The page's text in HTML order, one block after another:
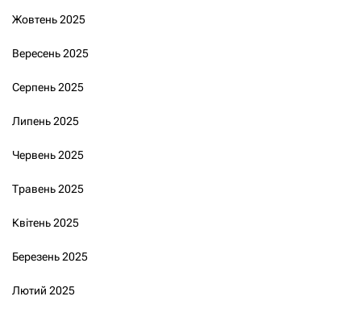
Жовтень 2025
Вересень 2025
Серпень 2025
Липень 2025
Червень 2025
Травень 2025
Квітень 2025
Березень 2025
Лютий 2025